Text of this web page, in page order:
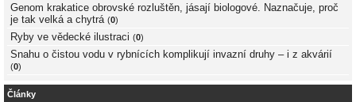
Genom krakatice obrovské rozluštěn, jásají biologové. Naznačuje, proč
je tak velká a chytrá (0)
Ryby ve vědecké ilustraci (0)
Snahu o čistou vodu v rybnících komplikují invazní druhy – i z akvárií
(0)
Články